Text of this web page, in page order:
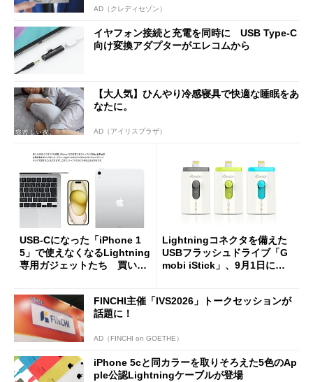
AD（クレディセゾン）
イヤフォン接続と充電を同時に USB Type-C
向け変換アダプターがエレコムから
【大人気】ひんやり冷感寝具で快適な睡眠をあ
なたに。
AD（アイリスプラザ）
USB-Cになった「iPhone 1
5」で使えなくなるLightning
専用ガジェットたち 買い換
Lightningコネクタを備えた
USBフラッシュドライブ「G
mobi iStick」、9月1日に発
FINCHI主催「IVS2026」トークセッションが
話題に！
AD（FINCHI on GOETHE）
iPhone 5cと同カラーを取りそろえた5色のAp
ple公認Lightningケーブルが登場